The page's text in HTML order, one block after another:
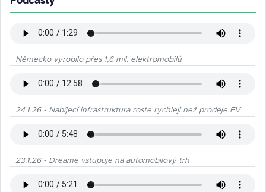
Německo vyrobilo přes 1,6 mil. elektromobilů
24.1.26 - Nabíjecí infrastruktura roste rychleji než prodeje EV
23.1.26 - Dreame vstupuje na automobilový trh